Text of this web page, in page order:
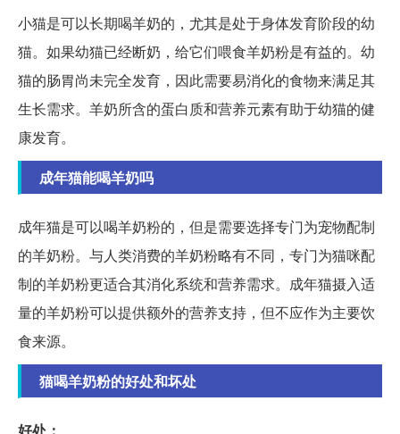
小猫是可以长期喝羊奶的，尤其是处于身体发育阶段的幼
猫。如果幼猫已经断奶，给它们喂食羊奶粉是有益的。幼
猫的肠胃尚未完全发育，因此需要易消化的食物来满足其
生长需求。羊奶所含的蛋白质和营养元素有助于幼猫的健
康发育。
成年猫能喝羊奶吗
成年猫是可以喝羊奶粉的，但是需要选择专门为宠物配制
的羊奶粉。与人类消费的羊奶粉略有不同，专门为猫咪配
制的羊奶粉更适合其消化系统和营养需求。成年猫摄入适
量的羊奶粉可以提供额外的营养支持，但不应作为主要饮
食来源。
猫喝羊奶粉的好处和坏处